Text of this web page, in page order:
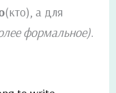
(кто), а для
формальное).